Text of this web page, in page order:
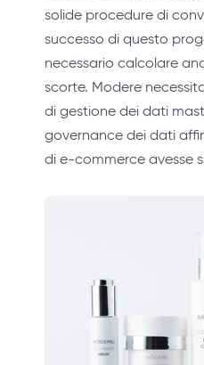
solide procedure di
successo di questo
necessario calcolare
scorte. Modere
di gestione dei dati
governance dei dati
di e-commerce avesse